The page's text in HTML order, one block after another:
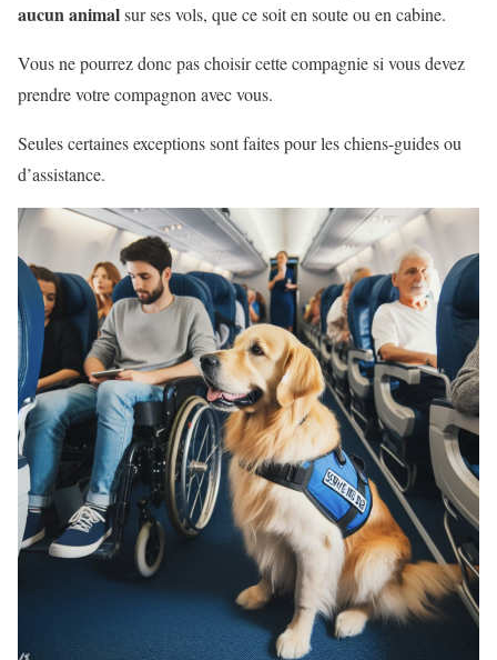
aucun animalsur ses vols, que ce soit en soute ou en cabine.
Vous ne pourrez donc pas choisir cette compagnie si vous devez
prendre votre compagnon avec vous.
Seules certaines exceptions sont faites pour les chiens-guides ou
d’assistance.